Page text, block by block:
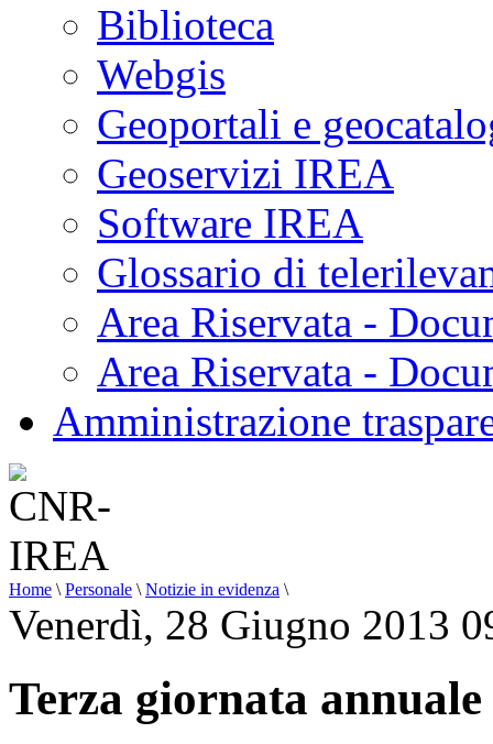
Biblioteca
Webgis
Geoportali e
Geoservizi IREA
Software IREA
Glossario di
Area Riservata -
Area Riservata -
Amministrazione
Home \ Personale \ Notizie in evidenza \
Venerdì, 28 Giugno 2013
Terza giornata